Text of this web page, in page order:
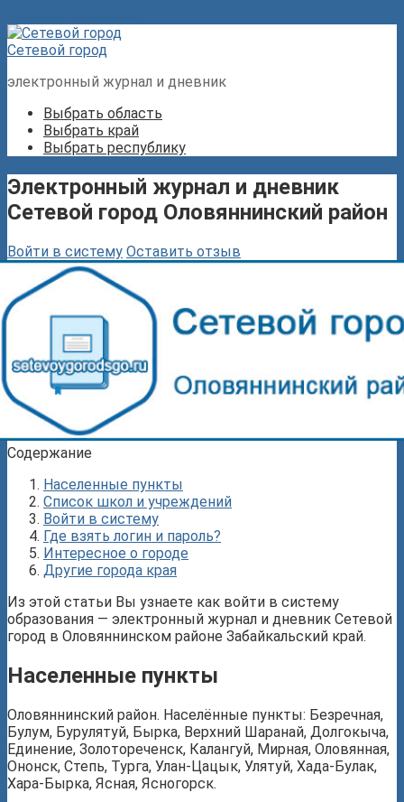
Сетевой город
электронный журнал и дневник
Выбрать область
Выбрать край
Выбрать республику
Электронный журнал и дневник
Сетевой город Оловяннинский район
Войти в систему Оставить отзыв
Содержание
Населенные пункты
Список школ и учреждений
Войти в систему
Где взять логин и пароль?
Интересное о городе
Другие города края
Из этой статьи Вы узнаете как войти в систему
образования — электронный журнал и дневник Сетевой
город в Оловяннинском районе Забайкальский край.
Населенные пункты
Оловяннинский район. Населённые пункты: Безречная,
Булум, Бурулятуй, Бырка, Верхний Шаранай, Долгокыча,
Единение, Золотореченск, Калангуй, Мирная, Оловянная,
Ононск, Степь, Турга, Улан-Цацык, Улятуй, Хада-Булак,
Хара-Бырка, Ясная, Ясногорск.